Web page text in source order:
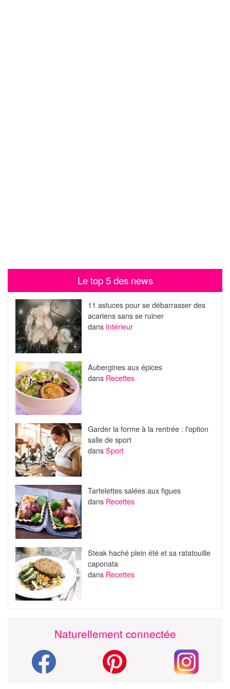
Le top 5 des news
11 astuces pour se débarrasser des
acariens sans se ruiner
dans Intérieur
Aubergines aux épices
dans Recettes
Garder la forme à la rentrée : l'option
salle de sport
dansSport
Tartelettes salées aux figues
dans Recettes
Steak haché plein été et sa ratatouille
caponata
dans Recettes
Naturellement connectée